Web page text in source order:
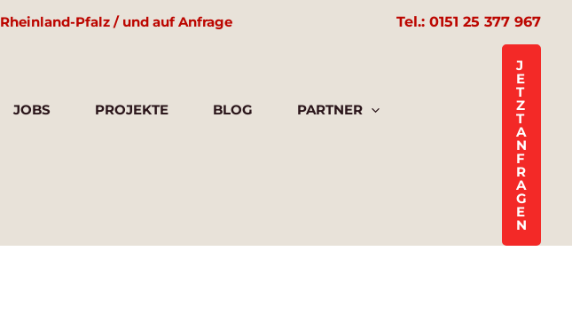
Pfalz / und auf Anfrage Tel.: 0151 25 377 967
JOBS PROJEKTE BLOG PARTNER
J
E
T
Z
T
A
N
F
R
A
G
E
N